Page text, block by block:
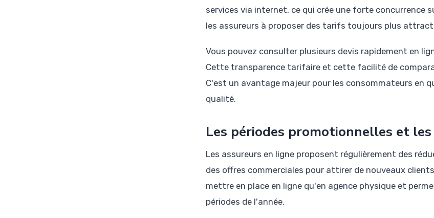
services via internet, ce qui crée une forte
les assureurs à proposer des tarifs toujours plus
Vous pouvez consulter plusieurs devis rapidement en
Cette transparence tarifaire et cette facilité de
C'est un avantage majeur pour les consommateurs en
qualité.
Les périodes promotionnelles et
Les assureurs en ligne proposent régulièrement des
des offres commerciales pour attirer de nouveaux
mettre en place en ligne qu'en agence physique et
périodes de l'année.